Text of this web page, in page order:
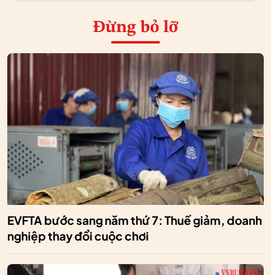
Đừng bỏ lỡ
EVFTA bước sang năm thứ 7: Thuế giảm, doanh
nghiệp thay đổi cuộc chơi